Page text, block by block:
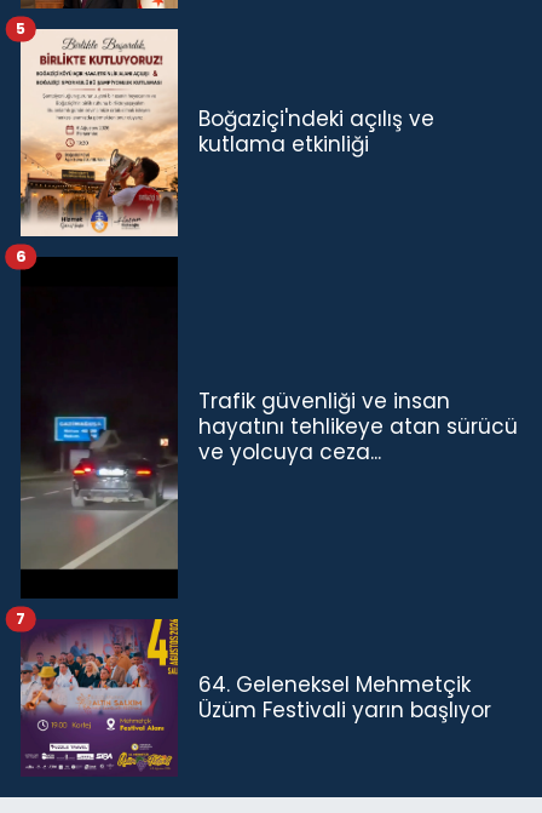
Boğaziçi'ndeki açılış ve
kutlama etkinliği
5
Trafik güvenliği ve insan
hayatını tehlikeye atan sürücü
ve yolcuya ceza...
6
64. Geleneksel Mehmetçik
Üzüm Festivali yarın başlıyor
7